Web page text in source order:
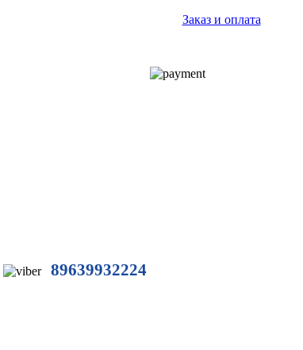
Заказ и оплата
89639932224